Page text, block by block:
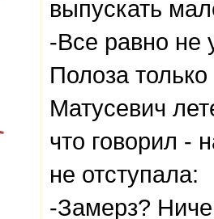
выпускать
-Все равно не
Полоза
Матусевич
что говорил -
не отступала:
-Замерз?